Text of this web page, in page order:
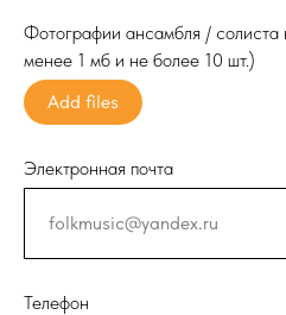
Фотографии ансамбля / солиста
менее 1 мб и не более 10 шт.)
Add files
Электронная почта
Телефон